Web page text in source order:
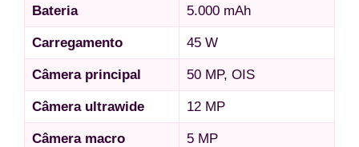
Bateria 5.000 mAh
Carregamento 45 W
Câmera principal 50 MP, OIS
Câmera ultrawide 12 MP
Câmera macro 5 MP